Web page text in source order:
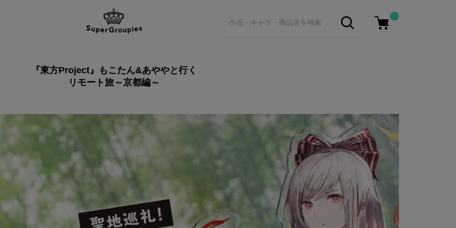
『東方Project』もこたん&あややと行く
リモート旅～京都編～